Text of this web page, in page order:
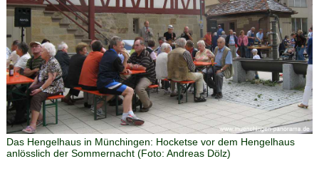
Das Hengelhaus in Münchingen: Hocketse vor dem Hengelhaus
anlösslich der Sommernacht(Foto: Andreas Dölz)